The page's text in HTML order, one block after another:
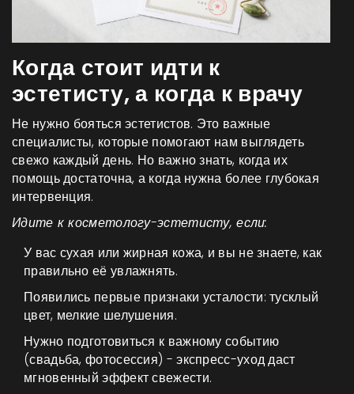
Когда стоит идти к
эстетисту, а когда к врачу
Не нужно бояться эстетистов. Это важные
специалисты, которые помогают нам выглядеть
свежо каждый день. Но важно знать, когда их
помощь достаточна, а когда нужна более глубокая
интервенция.
Идите к косметологу-эстетисту, если:
У вас сухая или жирная кожа, и вы не знаете, как
правильно её увлажнять.
Появились первые признаки усталости: тусклый
цвет, мелкие шелушения.
Нужно подготовиться к важному событию
(свадьба, фотосессия) - экспресс-уход даст
мгновенный эффект свежести.